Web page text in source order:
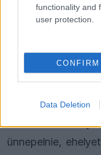
functionality and
user protection.
CONFIRM
Data Deletion
kemény
telefonfülkéje, ott
a gyilkos
részleteivé teszik,
ünnepelnie,